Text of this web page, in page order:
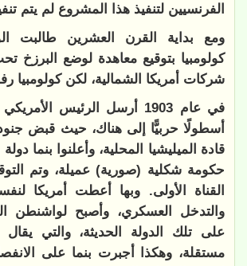
الفرنسيين لتنفيذ هذا المشروع لم يتم
ومع بداية القرن العشرين طالبت
كولومبيا بتوقيع معاهدة لوضع البرزخ
شركات أمريكا الشمالية، لكن كولومبيا
في عام 1903 أرسل الرئيس
أسطولًا حربيًّا إلى هناك، حيث قبض
قادة الميليشيا المحلية، وأعلنوا بنما
حكومة شكلية (صورية) عميلة، وتم
القناة الأولى. وبها أعطت أمريكا
والتدخل العسكري، وأصبح لواشنطن
على تلك الدولة الحديثة، والتي يقال
مستقلة، وهكذا أجبرت بنما على